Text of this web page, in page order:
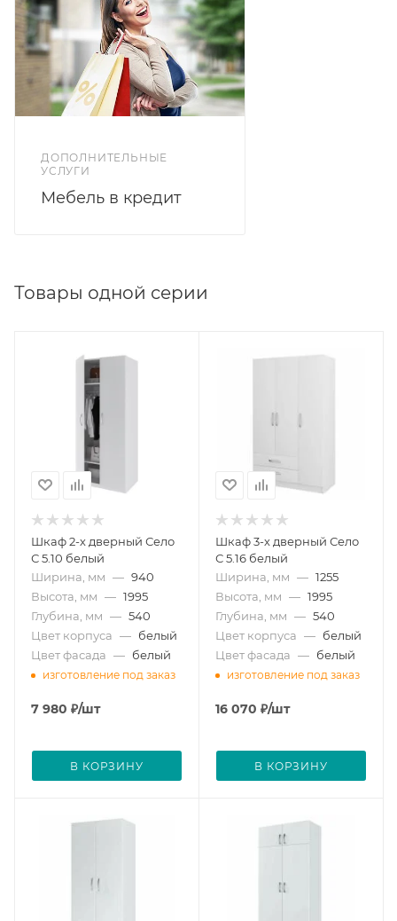
ДОПОЛНИТЕЛЬНЫЕ
УСЛУГИ
Мебель в кредит
Товары одной серии
Шкаф 2-х дверный Село
С 5.10 белый
Ширина, мм — 940
Высота, мм — 1995
Глубина, мм — 540
Цвет корпуса — белый
Цвет фасада — белый
изготовление под заказ
7 980 ₽/шт
В КОРЗИНУ
Шкаф 3-х дверный Село
С 5.16 белый
Ширина, мм — 1255
Высота, мм — 1995
Глубина, мм — 540
Цвет корпуса — белый
Цвет фасада — белый
изготовление под заказ
16 070 ₽/шт
В КОРЗИНУ